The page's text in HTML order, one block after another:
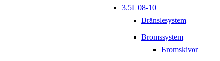
3.5L 08-10
Bränslesystem
Bromssystem
Bromskivor